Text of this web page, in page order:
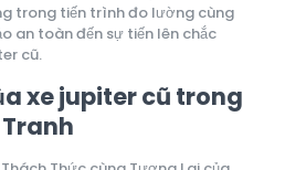
trong tiến trình đo lường cùng
an toàn đến sự tiến lên chắc
cũ.
xe jupiter cũ trong